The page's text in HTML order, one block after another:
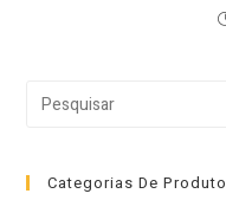
Categorias De Produto